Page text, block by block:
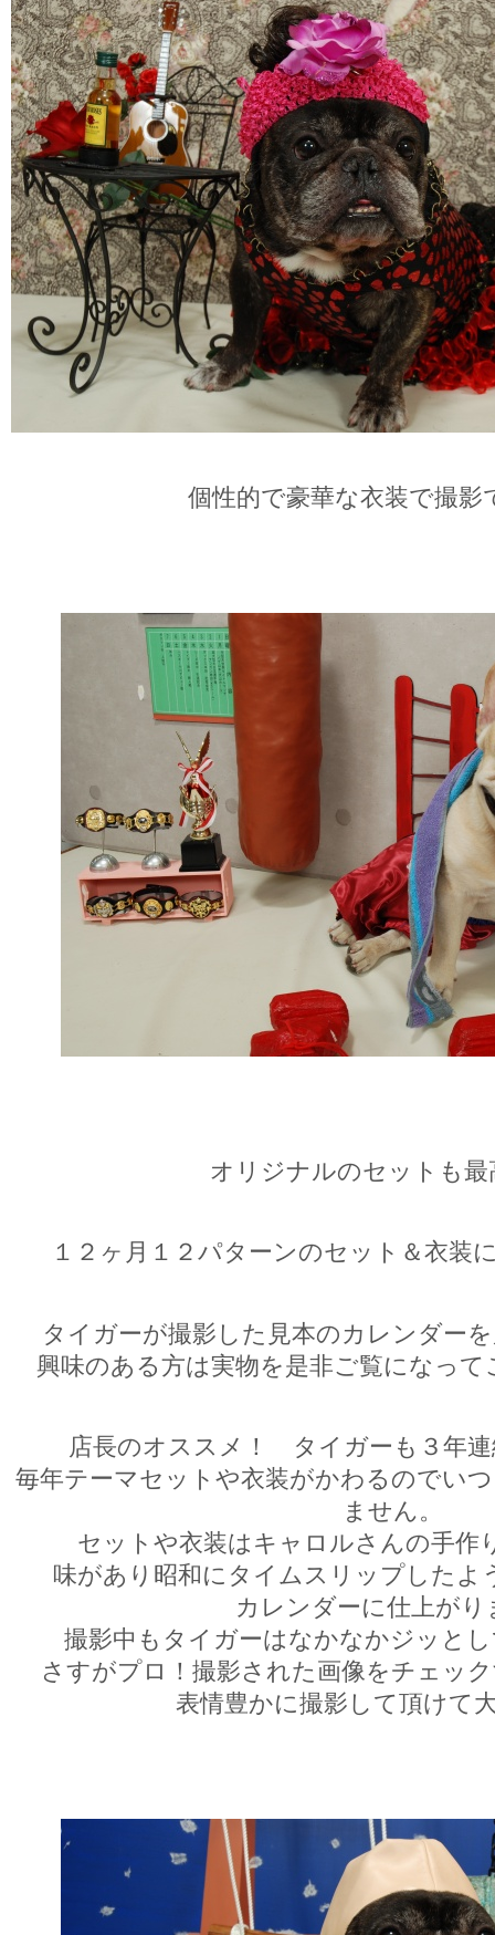
個性的で豪華な衣装で撮影
オリジナルのセットも最
１２ヶ月１２パターンのセット＆衣装
タイガーが撮影した見本のカレンダー
興味のある方は実物を是非ご覧になっ
店長のオススメ！ タイガーも３年
毎年テーマセットや衣装がかわるのでい
ません。
セットや衣装はキャロルさんの手作
味があり昭和にタイムスリップしたよ
カレンダーに仕上がり
撮影中もタイガーはなかなかジッと
さすがプロ！撮影された画像をチェッ
表情豊かに撮影して頂けて